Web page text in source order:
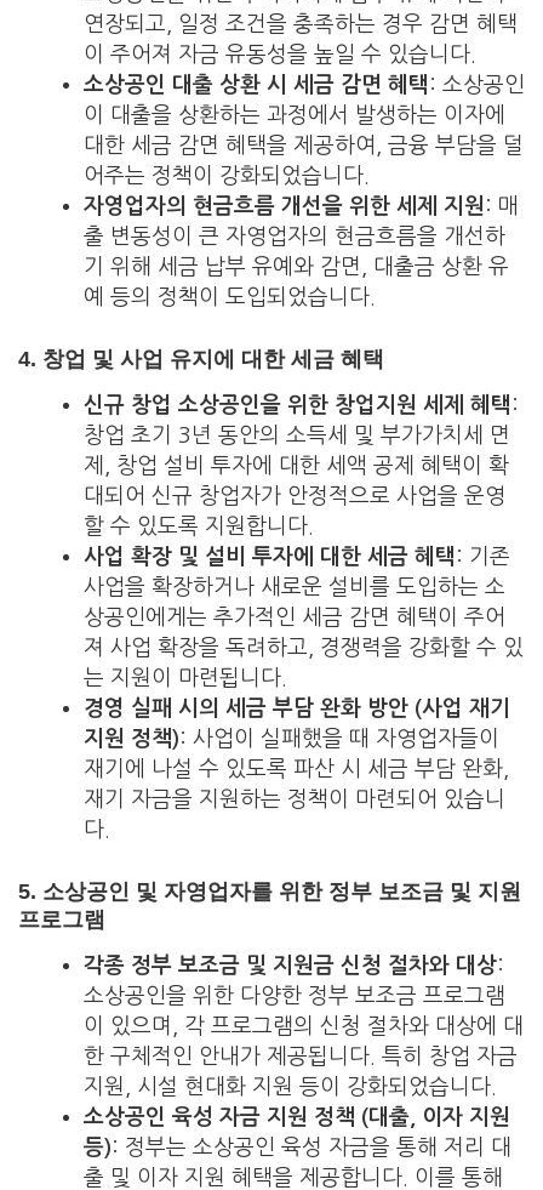
연장되고, 일정 조건을 충족하는 경우 감면 혜택
이 주어져 자금 유동성을 높일 수 있습니다.
소상공인 대출 상환 시 세금 감면 혜택 : 소상공인
이 대출을 상환하는 과정에서 발생하는 이자에
대한 세금 감면 혜택을 제공하여, 금융 부담을 덜
어주는 정책이 강화되었습니다.
자영업자의 현금흐름 개선을 위한 세제 지원 : 매
출 변동성이 큰 자영업자의 현금흐름을 개선하
기 위해 세금 납부 유예와 감면, 대출금 상환 유
예 등의 정책이 도입되었습니다.
4. 창업 및 사업 유지에 대한 세금 혜택
신규 창업 소상공인을 위한 창업지원 세제 혜택 :
창업 초기 3년 동안의 소득세 및 부가가치세 면
제, 창업 설비 투자에 대한 세액 공제 혜택이 확
대되어 신규 창업자가 안정적으로 사업을 운영
할 수 있도록 지원합니다.
사업 확장 및 설비 투자에 대한 세금 혜택 : 기존
사업을 확장하거나 새로운 설비를 도입하는 소
상공인에게는 추가적인 세금 감면 혜택이 주어
져 사업 확장을 독려하고, 경쟁력을 강화할 수 있
는 지원이 마련됩니다.
경영 실패 시의 세금 부담 완화 방안 (사업 재기
지원 정책): 사업이 실패했을 때 자영업자들이
재기에 나설 수 있도록 파산 시 세금 부담 완화,
재기 자금을 지원하는 정책이 마련되어 있습니
다.
5. 소상공인 및 자영업자를 위한 정부 보조금 및 지원
프로그램
각종 정부 보조금 및 지원금 신청 절차와 대상:
소상공인을 위한 다양한 정부 보조금 프로그램
이 있으며, 각 프로그램의 신청 절차와 대상에 대
한 구체적인 안내가 제공됩니다. 특히 창업 자금
지원, 시설 현대화 지원 등이 강화되었습니다.
소상공인 육성 자금 지원 정책 (대출, 이자 지원
등): 정부는 소상공인 육성 자금을 통해 저리 대
출 및 이자 지원 혜택을 제공합니다. 이를 통해